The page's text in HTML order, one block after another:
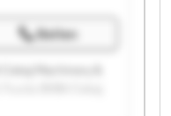
Bellen
& Trucks